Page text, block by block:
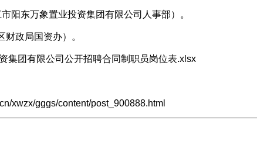
阳东万象置业投资集团有限公司人事部）。
政局国资办）。
集团有限公司公开招聘合同制职员岗位表.xlsx
xwzx/gggs/content/post_900888.html